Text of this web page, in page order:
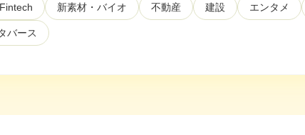
新素材・バイオ 不動産 建設 エンタメ
バース